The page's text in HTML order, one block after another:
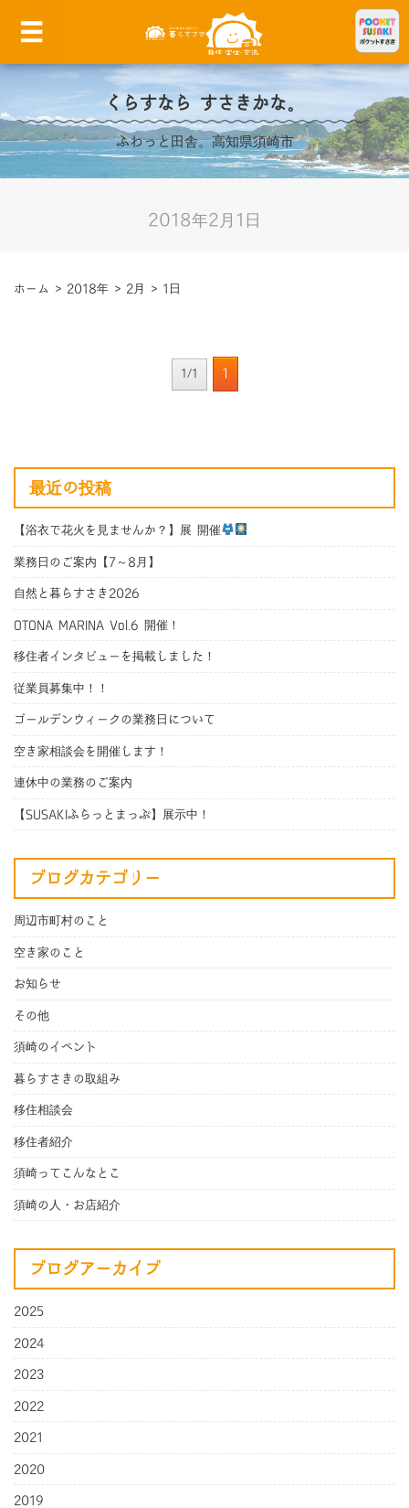
くらすなら すさきかな。
ふわっと田舎。高知県須崎市
2018年2月1日
ホーム > 2018年 > 2月 > 1日
1/1 1
最近の投稿
【浴衣で花火を見ませんか？】展 開催
業務日のご案内【7～8月】
自然と暮らすさき2026
OTONA MARINA Vol.6 開催！
移住者インタビューを掲載しました！
従業員募集中！！
ゴールデンウィークの業務日について
空き家相談会を開催します！
連休中の業務のご案内
【SUSAKIふらっとまっぷ】展示中！
ブログカテゴリー
周辺市町村のこと
空き家のこと
お知らせ
その他
須崎のイベント
暮らすさきの取組み
移住相談会
移住者紹介
須崎ってこんなとこ
須崎の人・お店紹介
ブログアーカイブ
2025
2024
2023
2022
2021
2020
2019